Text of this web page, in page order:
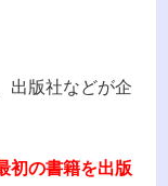
出版社などが企
初の書籍を出版